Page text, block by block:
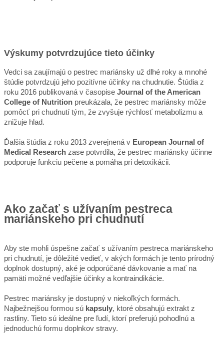
Výskumy potvrdzujúce tieto účinky
Vedci sa zaujímajú o pestrec mariánsky už dlhé roky a mnohé
štúdie potvrdzujú jeho pozitívne účinky na chudnutie. Štúdia z
roku 2016 publikovaná v časopise Journal of the American
College of Nutrition preukázala, že pestrec mariánsky môže
pomôcť pri chudnutí tým, že zvyšuje rýchlosť metabolizmu a
znižuje hlad.
Ďalšia štúdia z roku 2013 zverejnená v European Journal of
Medical Research zase potvrdila, že pestrec mariánsky účinne
podporuje funkciu pečene a pomáha pri detoxikácii.
Ako začať s užívaním pestreca
mariánskeho pri chudnutí
Aby ste mohli úspešne začať s užívaním pestreca mariánskeho
pri chudnutí, je dôležité vedieť, v akých formách je tento prírodný
doplnok dostupný, aké je odporúčané dávkovanie a mať na
pamäti možné vedľajšie účinky a kontraindikácie.
Pestrec mariánsky je dostupný v niekoľkých formách.
Najbežnejšou formou sú kapsuly, ktoré obsahujú extrakt z
rastliny. Tieto sú ideálne pre ľudí, ktorí preferujú pohodlnú a
jednoduchú formu doplnkov stravy.